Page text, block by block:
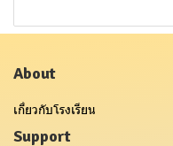
About
เกี่ยวกับโรงเรียน
Support